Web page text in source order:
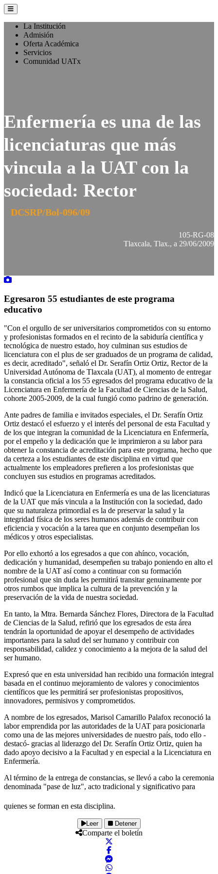
La Institución
Admisión
Oferta Académica
Servicios
Comunidad UATx
Enfermería es una de las
licenciaturas que más
vincula a la UAT con la
sociedad: Rector
DCSRP/Bol-096/09
105-RG-08
Tlaxcala, Tlax., a 29/06/2009
Egresaron 55 estudiantes de este programa
educativo
"Con el orgullo de ser universitarios comprometidos con su entorno
y profesionistas formados en el recinto de la sabiduría científica y
tecnológica de nuestro estado, hoy culminan sus estudios de
licenciatura con el plus de ser graduados de un programa de calidad,
es decir, acreditado", señaló el Dr. Serafín Ortiz Ortiz, Rector de la
Universidad Autónoma de Tlaxcala (UAT), al momento de entregar
la constancia oficial a los 55 egresados del programa educativo de la
Licenciatura en Enfermería de la Facultad de Ciencias de la Salud,
cohorte 2005-2009, de la cual fungió como padrino de generación.
Ante padres de familia e invitados especiales, el Dr. Serafín Ortiz
Ortiz destacó el esfuerzo y el interés del personal de esta Facultad y
de los que integran la comunidad de la Licenciatura en Enfermería,
por el empeño y la dedicación que le imprimieron a su labor para
obtener la constancia de acreditación para este programa, hecho que
da certeza a los estudiantes de este disciplina en virtud que
actualmente los empleadores prefieren a los profesionistas que
concluyen sus estudios en programas acreditados.
Indicó que la Licenciatura en Enfermería es una de las licenciaturas
de la UAT que más vincula a la Institución con la sociedad, dado
que su naturaleza primordial es la de preservar la salud y la
integridad física de los seres humanos además de contribuir con
eficiencia y vocación a la tarea que en conjunto desempeñan los
médicos y otros especialistas.
Por ello exhortó a los egresados a que con ahínco, vocación,
dedicación y humanidad, desempeñen su trabajo poniendo en alto el
nombre de la UAT así como a continuar con su formación
profesional que sin duda les permitirá transitar genuinamente por
otros rumbos que implica la cultura de la prevención y la
preservación de la vida de nuestra sociedad.
En tanto, la Mtra. Bernarda Sánchez Flores, Directora de la Facultad
de Ciencias de la Salud, refirió que los egresados de esta área
tendrán la oportunidad de apoyar el desempeño de actividades
importantes para la salud del ser humano y contribuir con
responsabilidad, calidez y conocimiento a la mejora de la salud del
ser humano.
Expresó que en esta universidad han recibido una formación integral
basada en el continuo mejoramiento de valores y conocimientos
científicos que les permitirá ser profesionistas propositivos,
innovadores, permisivos y comprometidos.
A nombre de los egresados, Marisol Camarillo Palafox reconoció la
labor emprendida por las autoridades de la UAT para posicionarla
como una de las mejores universidades de nuestro país, todo ello -
destacó- gracias al liderazgo del Dr. Serafín Ortiz Ortiz, quien ha
dado apoyo decisivo a la Facultad y en especial a la Licenciatura en
Enfermería.
Al término de la entrega de constancias, se llevó a cabo la ceremonia
denominada "pase de luz", acto tradicional y significativo para
quienes se forman en esta disciplina.
Leer Detener
Comparte el boletín